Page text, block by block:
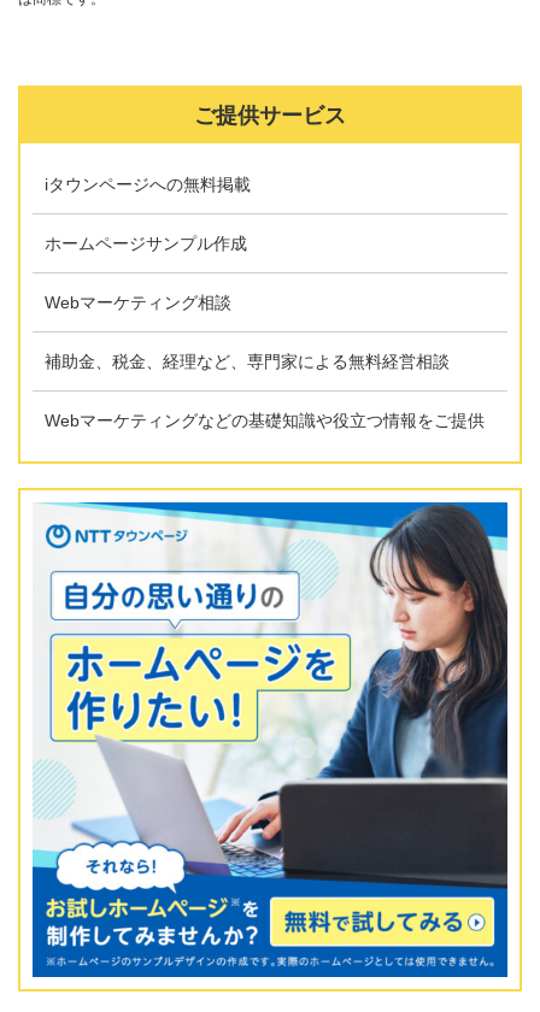
ご提供サービス
iタウンページへの無料掲載
ホームページサンプル作成
Webマーケティング相談
補助金、税金、経理など、専門家による無料経営相談
Webマーケティングなどの基礎知識や役立つ情報をご提供